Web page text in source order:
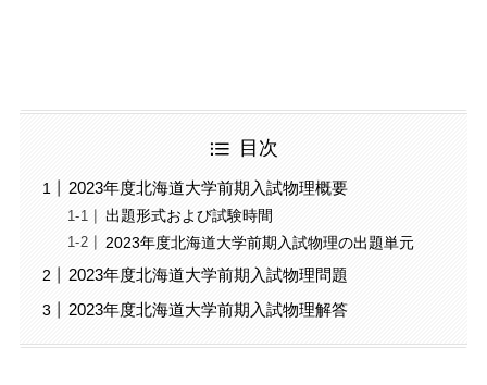
目次
2023年度北海道大学前期入試物理概要
出題形式および試験時間
2023年度北海道大学前期入試物理の出題単元
2023年度北海道大学前期入試物理問題
2023年度北海道大学前期入試物理解答